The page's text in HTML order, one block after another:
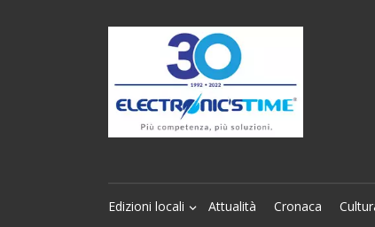
Edizioni locali Attualità Cronaca